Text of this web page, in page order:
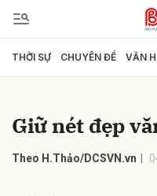
THỜI SỰ CHUYÊN ĐỀ VĂN
Giữ nét đẹp
Theo H.Thảo/DCSVN.vn
Gửi bình luận